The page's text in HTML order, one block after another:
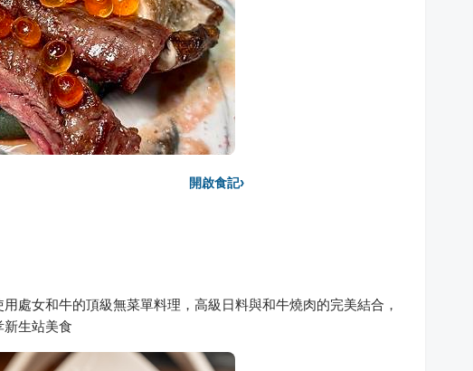
開啟食記›
處女和牛的頂級無菜單料理，高級日料與和牛燒肉的完美結合，
新生站美食